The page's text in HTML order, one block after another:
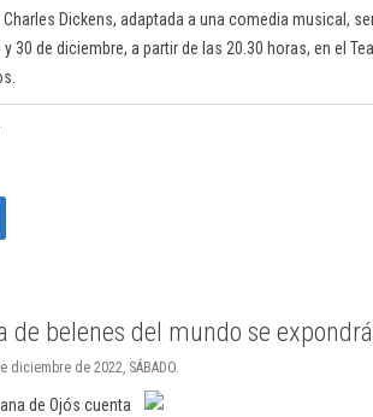
Charles Dickens, adaptada a una comedia musical,
30 de diciembre, a partir de las 20.30 horas, en el
de belenes del mundo se
diciembre de 2022, SÁBADO.
de Ojós cuenta